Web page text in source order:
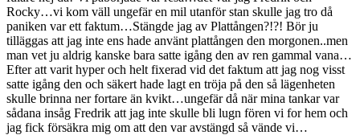
Rocky…vi kom väll ungefär en mil utanför stan skulle jag tro då
paniken var ett faktum…Stängde jag av Plattången?!?! Bör ju
tilläggas att jag inte ens hade använt plattången den morgonen..men
man vet ju aldrig kanske bara satte igång den av ren gammal vana…
Efter att varit hyper och helt fixerad vid det faktum att jag nog visst
satte igång den och säkert hade lagt en tröja på den så lägenheten
skulle brinna ner fortare än kvikt…ungefär då när mina tankar var
sådana insåg Fredrik att jag inte skulle bli lugn fören vi for hem och
jag fick försäkra mig om att den var avstängd så vände vi…